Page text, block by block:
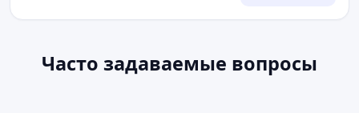
Часто задаваемые вопросы